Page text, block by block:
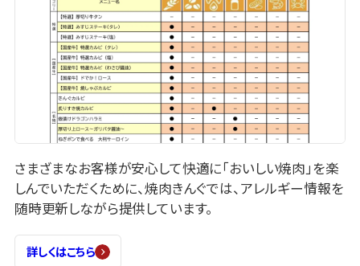
さまざまなお客様が安心して快適に「おいしい焼肉」を楽
しんでいただくために、焼肉きんぐでは、アレルギー情報を
随時更新しながら提供しています。
詳しくはこちら